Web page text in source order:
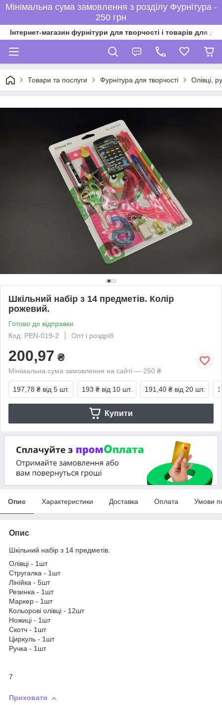
Мінімальна сума замовлення з розділу Фурнітура -
250 грн
Інтернет-магазин фурнітури для творчості і товарів для
Товари та послуги Фурнітура для творчості Олівці,
Шкільний набір з 14 предметів. Колір
рожевий.
Готово до відправки
Код: PEN-019-2
Опт і роздріб
200,97 ₴
Мінімальна сума замовлення на сайті — 250 ₴
197,78 ₴ від 5 шт. 193 ₴ від 10 шт. 191,40 ₴ від 20 шт.
Купити
Опис Характеристики Доставка Оплата Умови
Опис
Шкільний набір з 14 предметів.
Олівці - 1шт
Стругалка - 1шт
Лінійка - 5шт
Резинка - 1шт
Маркер - 1шт
Кольорові олівці - 12шт
Ножиці - 1шт
Скотч - 1шт
Циркуль - 1шт
Ручка - 1шт
7
Приховати